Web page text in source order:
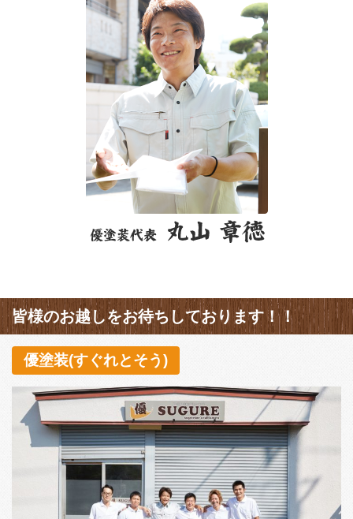
皆様のお越しをお待ちしております！！
優塗装(すぐれとそう)